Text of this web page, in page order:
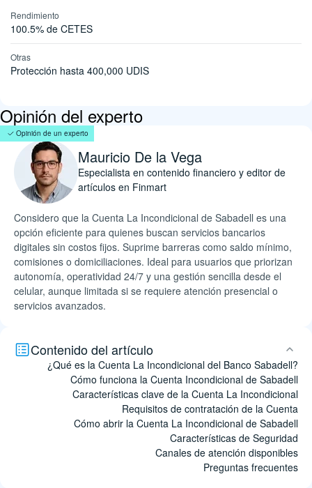
Rendimiento
100.5% de CETES
Otras
Protección hasta 400,000 UDIS
Opinión del experto
Opinión de un experto
Mauricio De la Vega
Especialista en contenido financiero y editor de
artículos en Finmart
Considero que la Cuenta La Incondicional de Sabadell es una
opción eficiente para quienes buscan servicios bancarios
digitales sin costos fijos. Suprime barreras como saldo mínimo,
comisiones o domiciliaciones. Ideal para usuarios que priorizan
autonomía, operatividad 24/7 y una gestión sencilla desde el
celular, aunque limitada si se requiere atención presencial o
servicios avanzados.
Contenido del artículo
¿Qué es la Cuenta La Incondicional del Banco Sabadell?
Cómo funciona la Cuenta Incondicional de Sabadell
Características clave de la Cuenta La Incondicional
Requisitos de contratación de la Cuenta
Cómo abrir la Cuenta La Incondicional de Sabadell
Características de Seguridad
Canales de atención disponibles
Preguntas frecuentes